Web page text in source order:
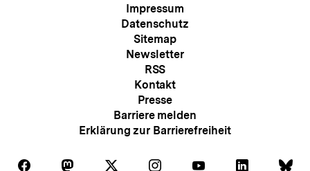
Meta-
Navigation
Impressum
Datenschutz
Sitemap
Newsletter
RSS
Kontakt
Presse
Barriere melden
Erklärung zur Barrierefreiheit
Auf Auf